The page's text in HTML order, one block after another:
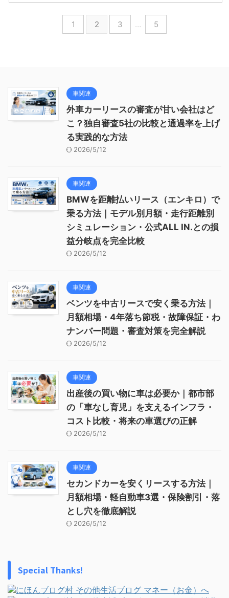
1 2 3 … 5
車関連
外車カーリースの審査が甘い会社はど
こ？独自審査5社の比較と通過率を上げ
る実践的な方法
2026/5/12
車関連
BMWを距離払いリース（エンキロ）で
乗る方法｜モデル別月額・走行距離別
シミュレーション・公式ALL IN.との損
益分岐点を完全比較
2026/5/12
車関連
ベンツを中古リースで安く乗る方法｜
月額相場・4年落ち節税・故障保証・わ
ナンバー問題・審査対策を完全解説
2026/5/12
車関連
出産後の買い物に車は必要か｜都市部
の「車なし育児」を支えるインフラ・
コスト比較・将来の車選びの正解
2026/5/12
車関連
セカンドカーを安くリースする方法｜
月額相場・軽自動車3選・保険割引・落
とし穴を徹底解説
2026/5/12
Special Thanks!